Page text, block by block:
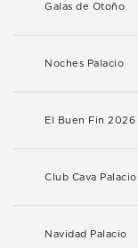
Galas de Otoño
Noches Palacio
El Buen Fin 2026
Club Cava Palacio
Navidad Palacio